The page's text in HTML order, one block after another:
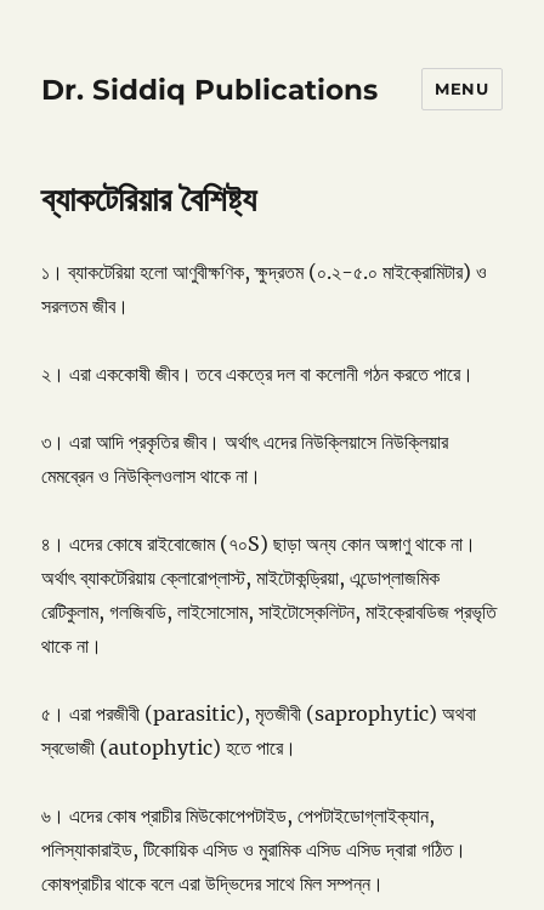
Dr. Siddiq Publications MENU
ব্যাকটেরিয়ার বৈশিষ্ট্য
১। ব্যাকটেরিয়া হলো আণুবীক্ষণিক, ক্ষুদ্রতম (০.২-৫.০ মাইক্রোমিটার) ও
সরলতম জীব।
২। এরা এককোষী জীব। তবে একত্রে দল বা কলোনী গঠন করতে পারে।
৩। এরা আদি প্রকৃতির জীব। অর্থাৎ এদের নিউক্লিয়াসে নিউক্লিয়ার
মেমব্রেন ও নিউক্লিওলাস থাকে না।
৪। এদের কোষে রাইবোজোম (৭০S) ছাড়া অন্য কোন অঙ্গাণু থাকে না।
অর্থাৎ ব্যাকটেরিয়ায় ক্লোরোপ্লাস্ট, মাইটোকন্ড্রিয়া, এন্ডোপ্লাজমিক
রেটিকুলাম, গলজিবডি, লাইসোসোম, সাইটোস্কেলিটন, মাইক্রোবডিজ প্রভৃতি
থাকে না।
৫। এরা পরজীবী (parasitic), মৃতজীবী (saprophytic) অথবা
স্বভোজী (autophytic) হতে পারে।
৬। এদের কোষ প্রাচীর মিউকোপেপটাইড, পেপটাইডোগ্লাইক্যান,
পলিস্যাকারাইড, টিকোয়িক এসিড ও মুরামিক এসিড এসিড দ্বারা গঠিত।
কোষপ্রাচীর থাকে বলে এরা উদ্ভিদের সাথে মিল সম্পন্ন।